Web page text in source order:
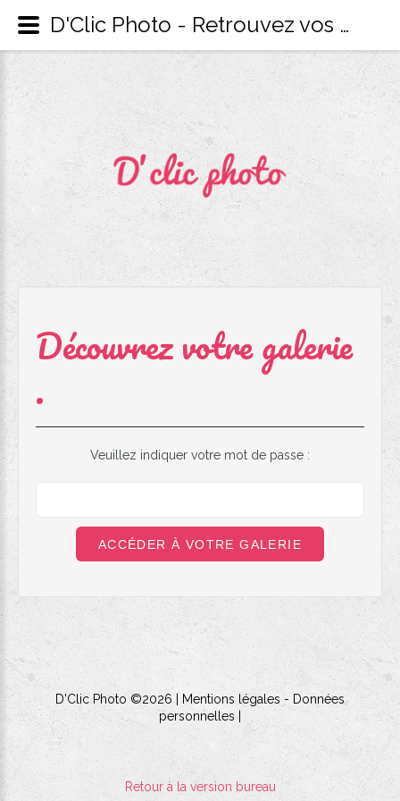
Découvrezvotregalerie
.
Veuillez indiquer votre mot de passe :
ACCÉDER À VOTRE GALERIE
D'Clic Photo ©2026 Mentions légales - Données
personnelles
Retour à la version bureau
D'Clic Photo - Retrouvez vos reportages photos privés